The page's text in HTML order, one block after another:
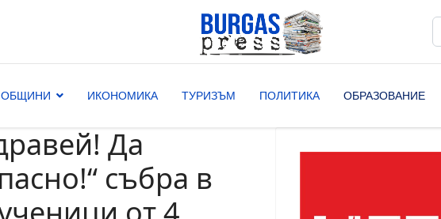
ОБЩИНИ ИКОНОМИКА ТУРИЗЪМ ПОЛИТИКА ОБРАЗОВАНИЕ
Да
събра в